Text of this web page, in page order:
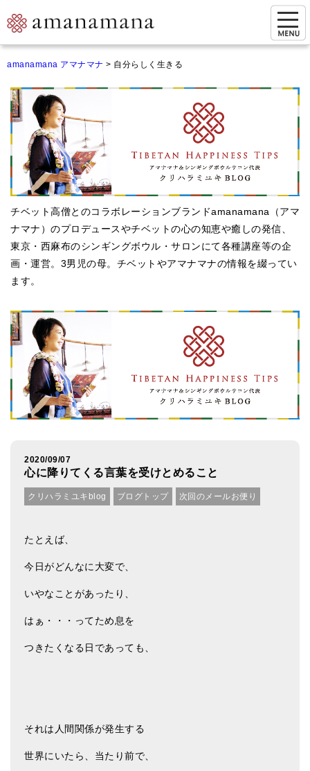
マイページ
ご来店予約（実店舗）
ご来店&購入
オンライン相談&購入
シンギングボウル講座
倍音呼吸法レッスン
オンラインショップ
カートを見る
アマナマナのシンギングボウル
チベット・シンギングボウル
● 新・鍛造スペシャル
●マンダラ彫（黒・渋金）
お得なアマナマナ・セット
特大シンギングボウル・特殊柄
チベット高僧のオラクルカード
ベル＆ドルジェ
amanamana アマナマナ > 自分らしく生きる
チベット高僧とのコラボレーションブランドamanamana（アマ
ナマナ）のプロデュースやチベットの心の知恵や癒しの発信、
東京・西麻布のシンギングボウル・サロンにて各種講座等の企
画・運営。3男児の母。チベットやアマナマナの情報を綴ってい
ます。
2020/09/07
心に降りてくる言葉を受けとめること
クリハラミユキblog ブログトップ 次回のメールお便り
たとえば、
今日がどんなに大変で、
いやなことがあったり、
はぁ・・・ってため息を
つきたくなる日であっても、
それは人間関係が発生する
世界にいたら、当たり前で、